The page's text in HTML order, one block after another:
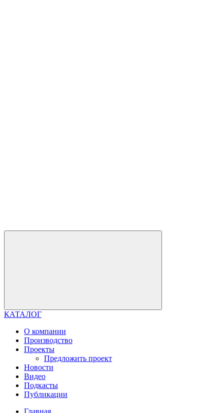
КАТАЛОГ
О компании
Производство
Проекты
Предложить проект
Новости
Видео
Подкасты
Публикации
Главная